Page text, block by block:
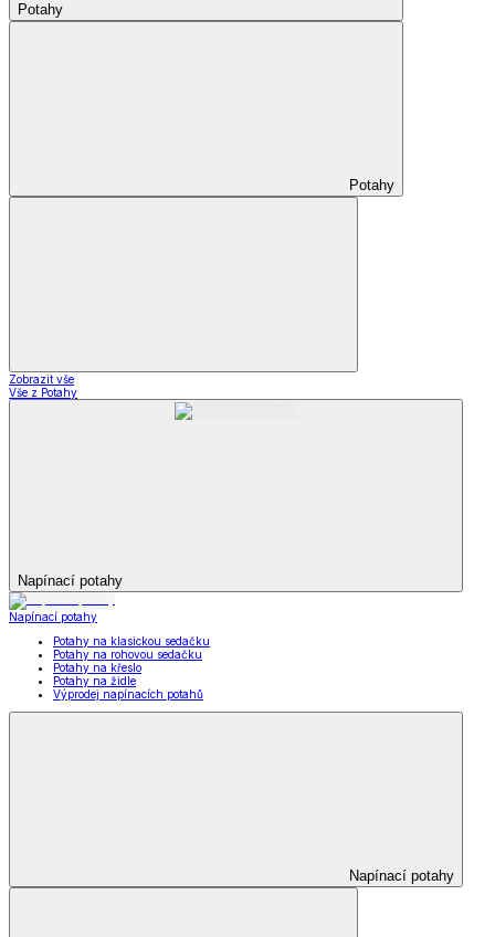
Potahy
Potahy
Zobrazit vše
Vše z Potahy
Napínací potahy
Napínací potahy
Potahy na klasickou sedačku
Potahy na rohovou sedačku
Potahy na křeslo
Potahy na židle
Výprodej napínacích potahů
Napínací potahy